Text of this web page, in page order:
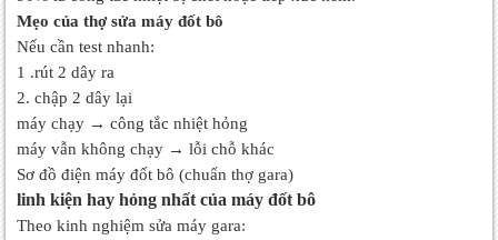
Mẹo của thợ sửa máy đốt bô
Nếu cần test nhanh:
1 .rút 2 dây ra
2. chập 2 dây lại
máy chạy → công tắc nhiệt hỏng
máy vẫn không chạy → lỗi chỗ khác
Sơ đồ điện máy đốt bô (chuẩn thợ gara)
linh kiện hay hỏng nhất của máy đốt bô
Theo kinh nghiệm sửa máy gara: